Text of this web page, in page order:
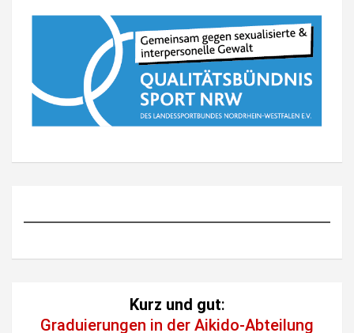
Kurz und gut:
Graduierungen in der Aikido-Abteilung